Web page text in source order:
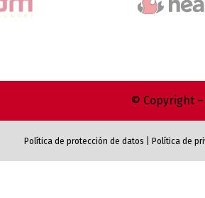
© Copyright
Política de protección de datos Política de